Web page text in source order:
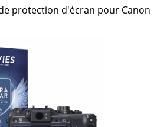
protection d'écran pour Canon